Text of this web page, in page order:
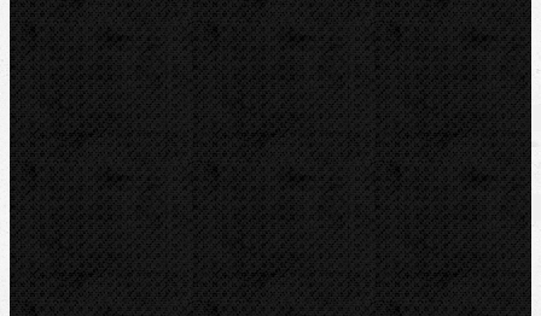
CBC Rolna 30mm pro UNI60.
Zařazení
Ohýbačky
Ohýbačky / Ohýbací segmenty CBC
Komentáře
Přidat komentář